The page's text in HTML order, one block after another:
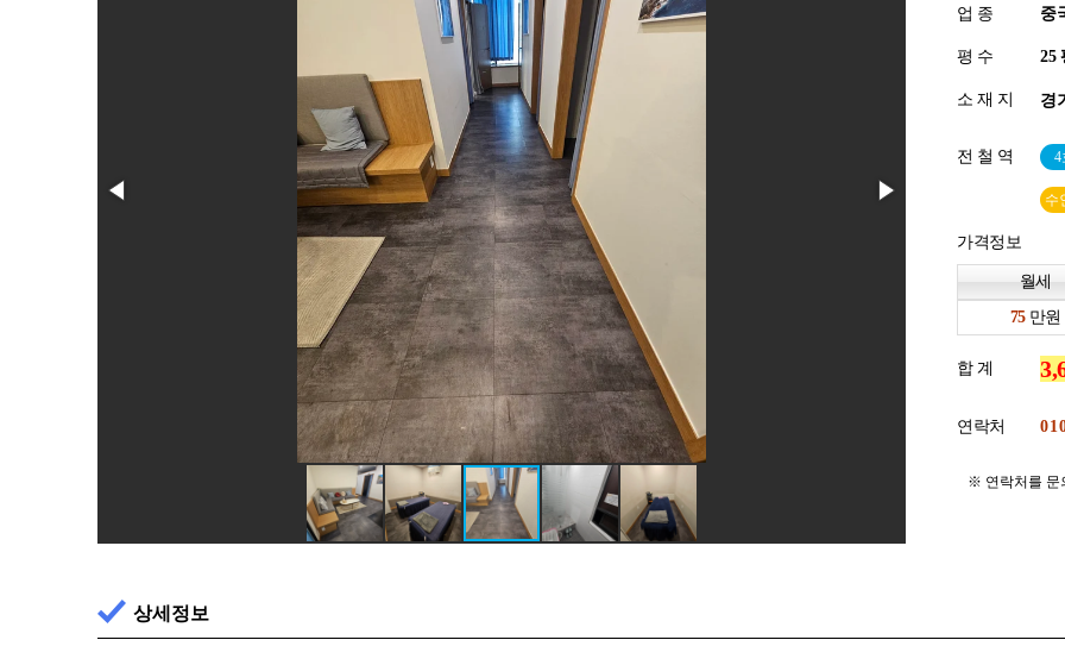
업 종 중
평 수
소 재 지 경
전 철 역 4
수
가격정보
월세
만원
합 계
연락처
※ 연락처를 문
상세정보